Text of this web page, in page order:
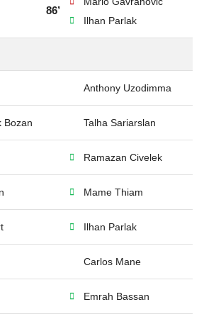
86’
Ilhan Parlak
Anthony Uzodimma
Bozan Talha Sariarslan
Ramazan Civelek
Mame Thiam
Ilhan Parlak
Carlos Mane
Emrah Bassan